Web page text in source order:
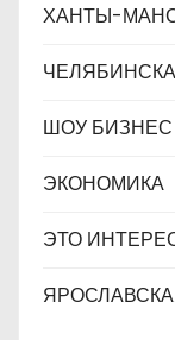
ХАНТЫ-
ШОУ БИЗНЕС
ЭКОНОМИКА
ЭТО